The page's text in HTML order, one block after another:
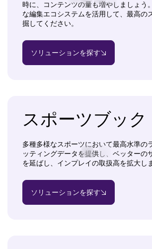
時に、コンテンツの量も増やしましょう
な編集エコシステムを活用して、最高の
掘してください。
ソリューションを探す
スポーツブック
多種多様なスポーツにおいて最高水準の
ッティングデータを提供し、ベッターの
を延ばし、インプレイの取扱高を拡大し
ソリューションを探す